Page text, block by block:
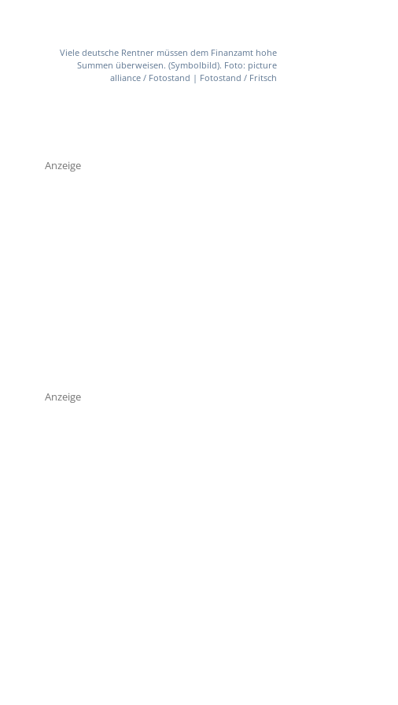
Viele deutsche Rentner müssen dem Finanzamt hohe
Summen überweisen. (Symbolbild). Foto: picture
alliance / Fotostand | Fotostand / Fritsch
Anzeige
Anzeige